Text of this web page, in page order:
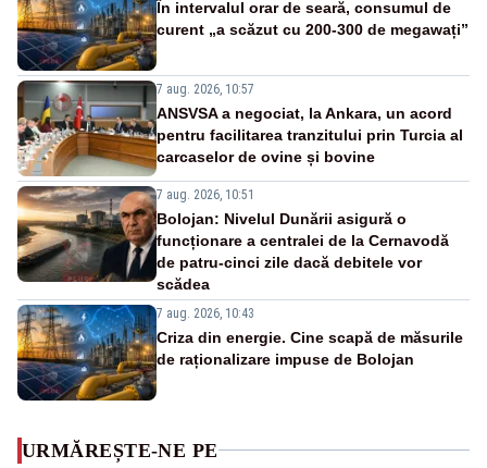
În intervalul orar de seară, consumul de
curent „a scăzut cu 200-300 de megawați”
7 aug. 2026, 10:57
ANSVSA a negociat, la Ankara, un acord
pentru facilitarea tranzitului prin Turcia al
carcaselor de ovine și bovine
7 aug. 2026, 10:51
Bolojan: Nivelul Dunării asigură o
funcționare a centralei de la Cernavodă
de patru-cinci zile dacă debitele vor
scădea
7 aug. 2026, 10:43
Criza din energie. Cine scapă de măsurile
de raționalizare impuse de Bolojan
URMĂREȘTE-NE PE